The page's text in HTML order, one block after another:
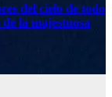
del cielo de todo
la majestuosa